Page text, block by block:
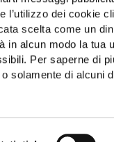
l’utilizzo dei cookie
scelta come un
in alcun modo la tua
Per saperne di
solamente di alcuni
COOKIE POLICY